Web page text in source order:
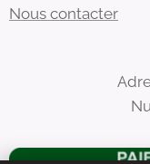
Nous contacter